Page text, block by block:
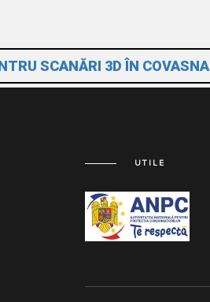
SCANĂRI 3D ÎN COVASNA
UTILE